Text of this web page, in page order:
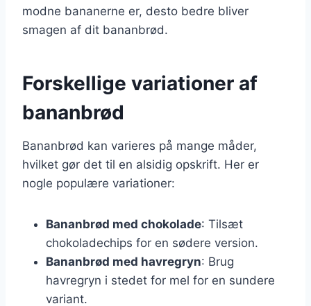
modne bananerne er, desto bedre bliver
smagen af dit bananbrød.
Forskellige variationer af
bananbrød
Bananbrød kan varieres på mange måder,
hvilket gør det til en alsidig opskrift. Her er
nogle populære variationer:
Bananbrød med chokolade: Tilsæt
chokoladechips for en sødere version.
Bananbrød med havregryn: Brug
havregryn i stedet for mel for en sundere
variant.